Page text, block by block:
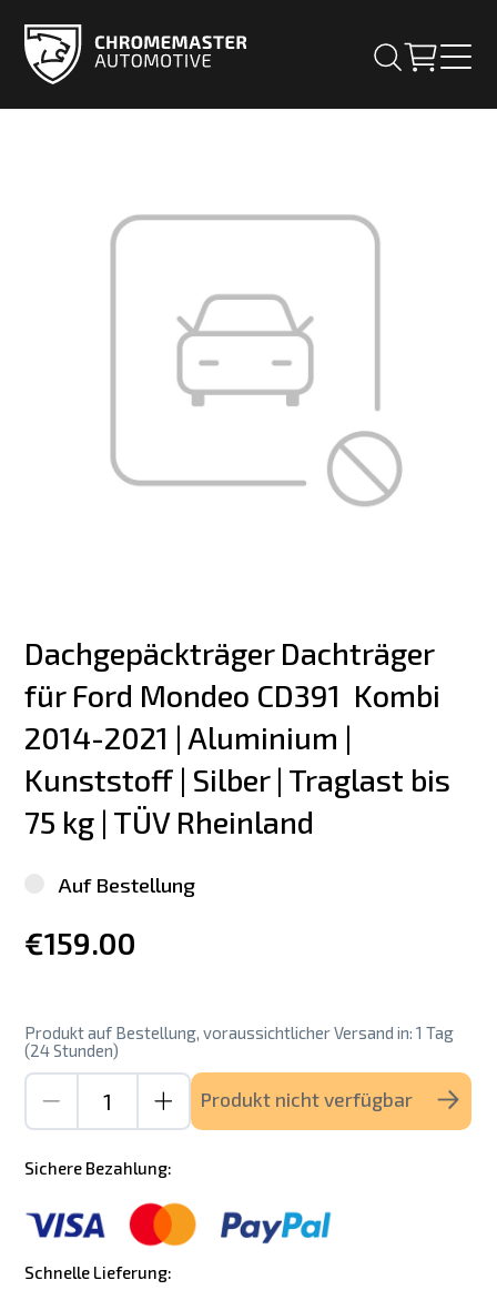
Dachgepäckträger Dachträger
für Ford Mondeo CD391  Kombi
2014-2021 | Aluminium |
Kunststoff | Silber | Traglast bis
75 kg | TÜV Rheinland
Auf Bestellung
€159.00
Produkt auf Bestellung, voraussichtlicher Versand in: 1 Tag
(24 Stunden)
Produkt nicht verfügbar
Sichere Bezahlung:
Schnelle Lieferung: